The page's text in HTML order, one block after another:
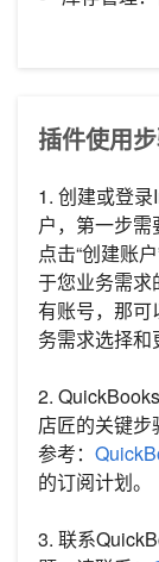
插件使用
1. 创建或登
户，第一步需
点击“创建账
于您业务需求
有账号，那可
务需求选择和
2.
店匠的关键
参考：
的订阅计划。
3. 联系